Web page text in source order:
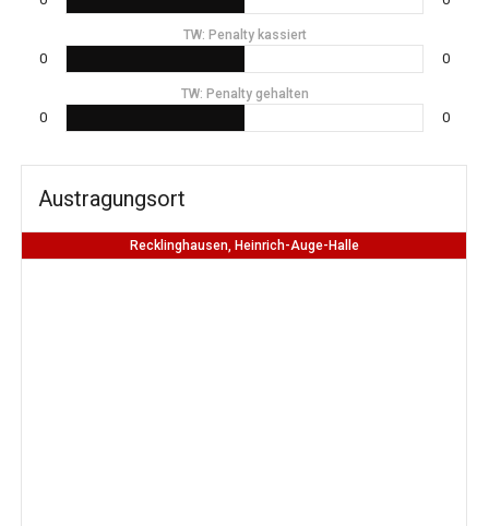
TW: Penalty kassiert
0 0
TW: Penalty gehalten
0 0
Austragungsort
Recklinghausen, Heinrich-Auge-Halle